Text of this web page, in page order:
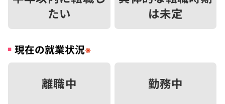
たい
は未定
現在の就業状況※
離職中 勤務中